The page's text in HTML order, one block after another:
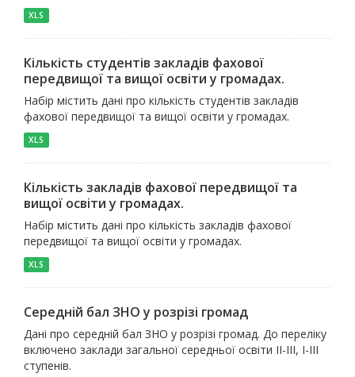
XLS
Кількість студентів закладів фахової
передвищої та вищої освіти у громадах.
Набір містить дані про кількість студентів закладів
фахової передвищої та вищої освіти у громадах.
XLS
Кількість закладів фахової передвищої та
вищої освіти у громадах.
Набір містить дані про кількість закладів фахової
передвищої та вищої освіти у громадах.
XLS
Середній бал ЗНО у розрізі громад
Дані про середній бал ЗНО у розрізі громад. До переліку
включено заклади загальної середньої освіти ІІ-ІІІ, І-ІІІ
ступенів.